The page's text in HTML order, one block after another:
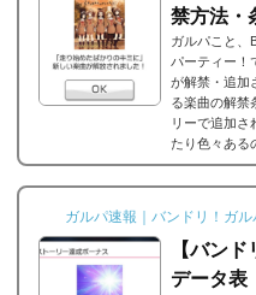
禁方法・
ガルパこと、
パーティー！
が解禁・追加
る楽曲の解禁
リーで追加さ
たり色々ある
ンドリ/ガル
ンドリ/ガル
り、いろいろ
ガルパ速報｜バンドリ！ガ
【バン
データ表